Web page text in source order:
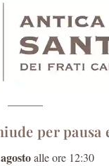
per pausa
alle ore 12:30